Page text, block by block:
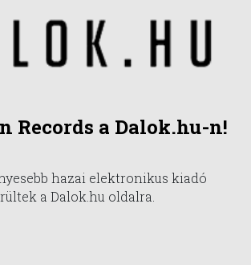
Records a Dalok.hu-n!
hazai elektronikus kiadó
a Dalok.hu oldalra.